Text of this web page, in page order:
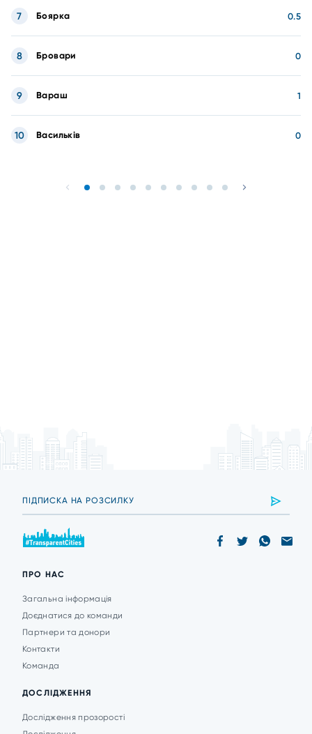
Боярка 0.5
7
Бровари 0
8
Вараш 1
9
Васильків 0
10
ПРО НАС
Загальна інформація
Доєднатися до команди
Партнери та донори
Контакти
Команда
ДОСЛІДЖЕННЯ
Дослідження прозорості